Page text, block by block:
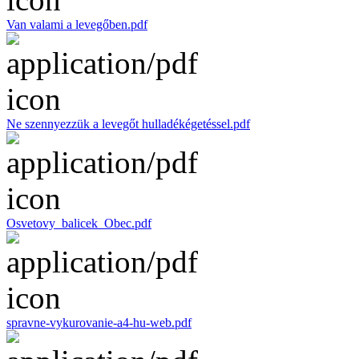
Van valami a levegőben.pdf
Ne szennyezzük a levegőt hulladékégetéssel.pdf
Osvetovy_balicek_Obec.pdf
spravne-vykurovanie-a4-hu-web.pdf